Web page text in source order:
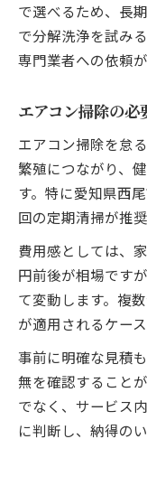
で選べるため、長
で分解洗浄を試み
専門業者への依頼が
エアコン掃除の必
エアコン掃除を怠
繁殖につながり、
す。特に愛知県西
回の定期清掃が推奨
費用感としては、
円前後が相場です
て変動します。複
が適用されるケース
事前に明確な見積
無を確認すること
でなく、サービス
に判断し、納得の